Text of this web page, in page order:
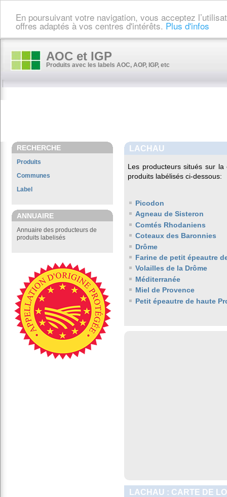
En poursuivant votre navigation, vous acceptez
offres adaptés à vos centres d'intérêts. Plus d'infos
AOC et IGP
Produits avec les labels AOC, AOP, IGP, etc
RECHERCHE
Produits
Communes
Label
ANNUAIRE
Annuaire des producteurs de
produits labelisés
LACHAU
Les producteurs situés sur
produits labélisés ci-dessous:
Picodon
Agneau de Sisteron
Comtés Rhodaniens
Coteaux des Baronnies
Drôme
Farine de petit épeautre
Volailles de la Drôme
Méditerranée
Miel de Provence
Petit épeautre de haute
LACHAU : CARTE DE